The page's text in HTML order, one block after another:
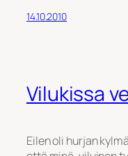
14.10.2010
Vilukissa
Eilen oli hurjan